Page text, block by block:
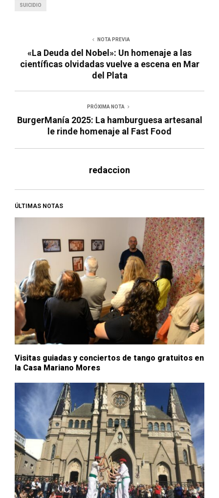
SUICIDIO
NOTA PREVIA
«La Deuda del Nobel»: Un homenaje a las
científicas olvidadas vuelve a escena en Mar
del Plata
PRÓXIMA NOTA
BurgerManía 2025: La hamburguesa artesanal
le rinde homenaje al Fast Food
redaccion
ÚLTIMAS NOTAS
Visitas guiadas y conciertos de tango gratuitos en
la Casa Mariano Mores